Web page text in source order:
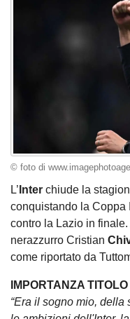
© foto di
L’ Inter chiude la
conquistando la Coppa
contro la Lazio in
nerazzurro Cristian
come riportato da
IMPORTANZA TITOLO
“Era il sogno mio,